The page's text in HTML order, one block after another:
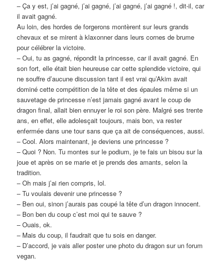
– Ça y est, j’ai gagné, j’ai gagné, j’ai gagné, j’ai gagné !, dit-il, car
il avait gagné.
Au loin, des hordes de forgerons montèrent sur leurs grands
chevaux et se mirent à klaxonner dans leurs cornes de brume
pour célébrer la victoire.
– Oui, tu as gagné, répondit la princesse, car il avait gagné. En
son fort, elle était bien heureuse car cette splendide victoire, qui
ne souffre d’aucune discussion tant il est vrai qu’Akim avait
dominé cette compétition de la tête et des épaules même si un
sauvetage de princesse n’est jamais gagné avant le coup de
dragon final, allait bien ennuyer le roi son père. Malgré ses trente
ans, en effet, elle adolesçait toujours, mais bon, va rester
enfermée dans une tour sans que ça ait de conséquences, aussi.
– Cool. Alors maintenant, je deviens une princesse ?
– Quoi ? Non. Tu montes sur le podium, je te fais un bisou sur la
joue et après on se marie et je prends des amants, selon la
tradition.
– Oh mais j’ai rien compris, lol.
– Tu voulais devenir une princesse ?
– Ben oui, sinon j’aurais pas coupé la tête d’un dragon innocent.
– Bon ben du coup c’est moi qui te sauve ?
– Ouais, ok.
– Mais du coup, il faudrait que tu sois en danger.
– D’accord, je vais aller poster une photo du dragon sur un forum
vegan.